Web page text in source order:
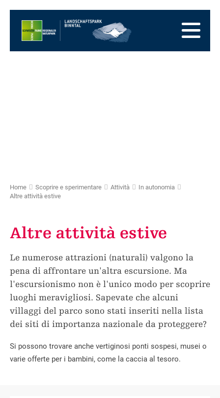
iniziale
navigazione
Home Scoprire e sperimentare Attività
In autonomia
Altre attività estive
Altre attività estive
Le numerose attrazioni (naturali) valgono la
pena di affrontare un'altra escursione. Ma
l'escursionismo non è l'unico modo per scoprire
luoghi meravigliosi. Sapevate che alcuni
villaggi del parco sono stati inseriti nella lista
dei siti di importanza nazionale da proteggere?
Si possono trovare anche vertiginosi ponti sospesi, musei o
varie offerte per i bambini, come la caccia al tesoro.